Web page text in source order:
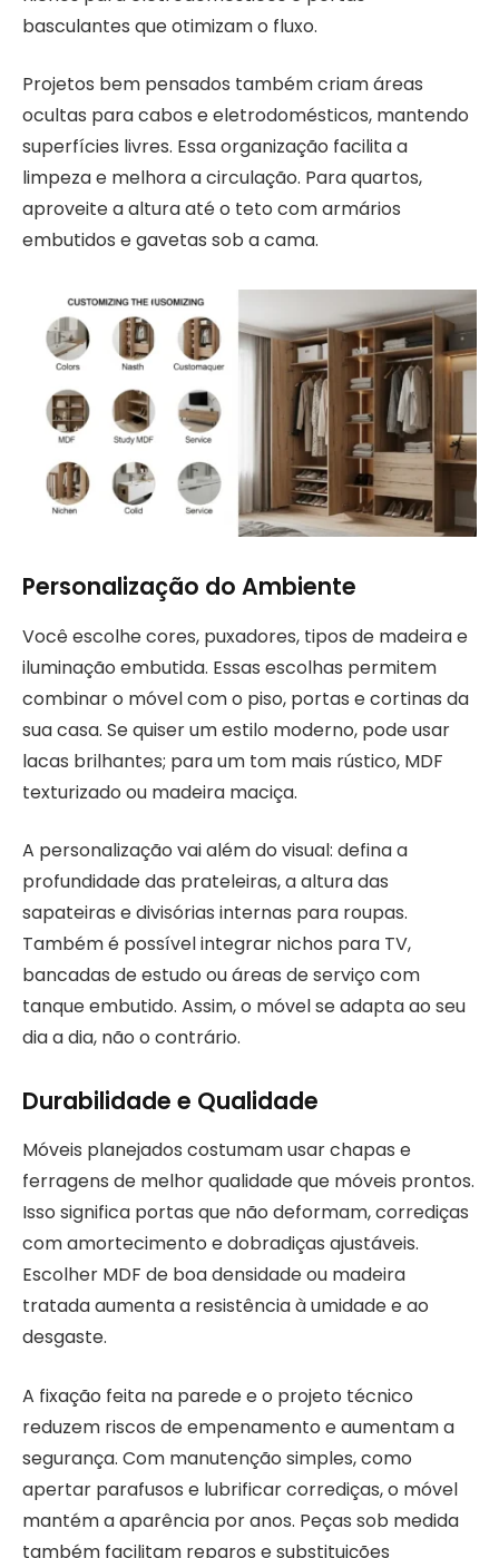
basculantes que otimizam o fluxo.
Projetos bem pensados também criam áreas
ocultas para cabos e eletrodomésticos, mantendo
superfícies livres. Essa organização facilita a
limpeza e melhora a circulação. Para quartos,
aproveite a altura até o teto com armários
embutidos e gavetas sob a cama.
Personalização do Ambiente
Você escolhe cores, puxadores, tipos de madeira e
iluminação embutida. Essas escolhas permitem
combinar o móvel com o piso, portas e cortinas da
sua casa. Se quiser um estilo moderno, pode usar
lacas brilhantes; para um tom mais rústico, MDF
texturizado ou madeira maciça.
A personalização vai além do visual: defina a
profundidade das prateleiras, a altura das
sapateiras e divisórias internas para roupas.
Também é possível integrar nichos para TV,
bancadas de estudo ou áreas de serviço com
tanque embutido. Assim, o móvel se adapta ao seu
dia a dia, não o contrário.
Durabilidade e Qualidade
Móveis planejados costumam usar chapas e
ferragens de melhor qualidade que móveis prontos.
Isso significa portas que não deformam, corrediças
com amortecimento e dobradiças ajustáveis.
Escolher MDF de boa densidade ou madeira
tratada aumenta a resistência à umidade e ao
desgaste.
A fixação feita na parede e o projeto técnico
reduzem riscos de empenamento e aumentam a
segurança. Com manutenção simples, como
apertar parafusos e lubrificar corrediças, o móvel
mantém a aparência por anos. Peças sob medida
também facilitam reparos e substituições